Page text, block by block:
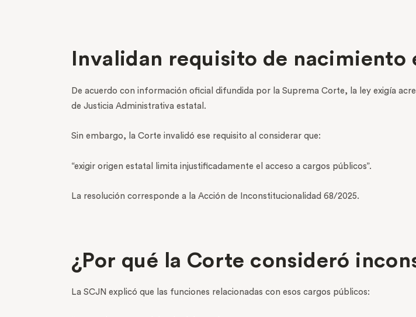
Invalidan requisito de nacimiento
De acuerdo con información oficial difundida por la Suprema Corte, la ley exigía
de Justicia Administrativa estatal.
Sin embargo, la Corte invalidó ese requisito al considerar que:
“exigir origen estatal limita injustificadamente el acceso a cargos públicos”.
La resolución corresponde a la Acción de Inconstitucionalidad 68/2025.
¿Por qué la Corte consideró
La SCJN explicó que las funciones relacionadas con esos cargos públicos: